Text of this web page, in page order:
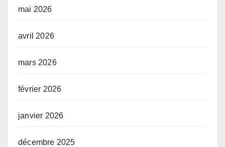
mai 2026
avril 2026
mars 2026
février 2026
janvier 2026
décembre 2025